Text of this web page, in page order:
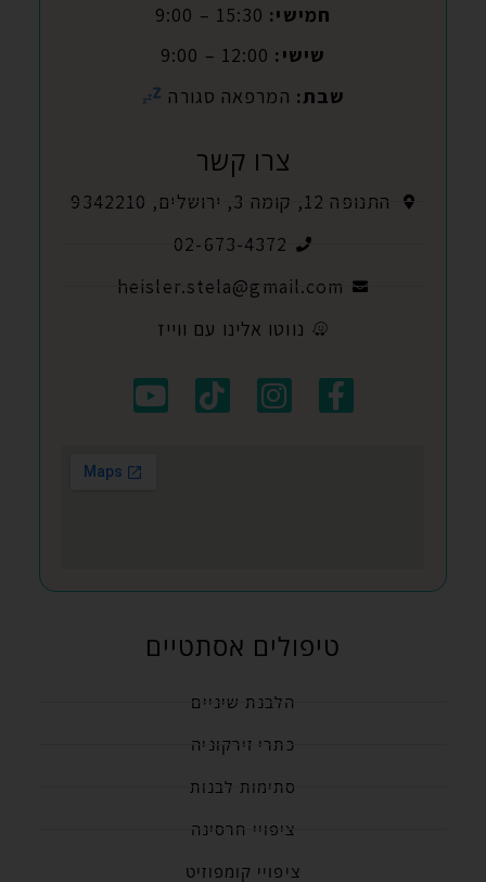
חמישי:15:30 – 9:00
שישי:12:00 – 9:00
שבת:המרפאה סגורה
צרו קשר
התנופה 12, קומה 3, ירושלים, 9342210
02-673-4372
heisler.stela@gmail.com
נווטו אלינו עם ווייז
טיפולים אסתטיים
הלבנת שיניים
כתרי זירקוניה
סתימות לבנות
ציפויי חרסינה
ציפויי קומפוזיט